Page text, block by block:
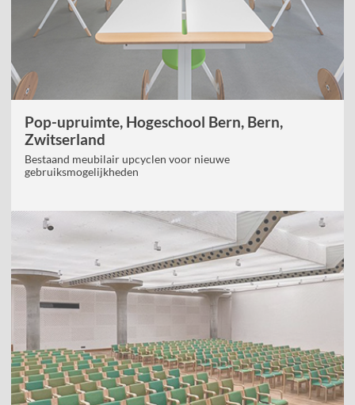
Pop-upruimte, Hogeschool Bern, Bern,
Zwitserland
Bestaand meubilair upcyclen voor nieuwe
gebruiksmogelijkheden